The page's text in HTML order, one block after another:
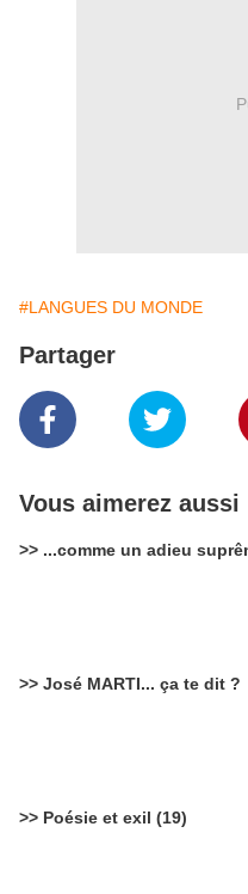
#LANGUES DU MONDE
Partager
Vous aimerez aussi
>> ...comme un adieu
>> José MARTI... ça te dit ?
>> Poésie et exil (19)